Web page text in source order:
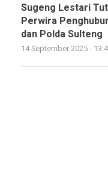
Sugeng Lestari
Perwira
dan Polda Sulteng
14 September 2025 -